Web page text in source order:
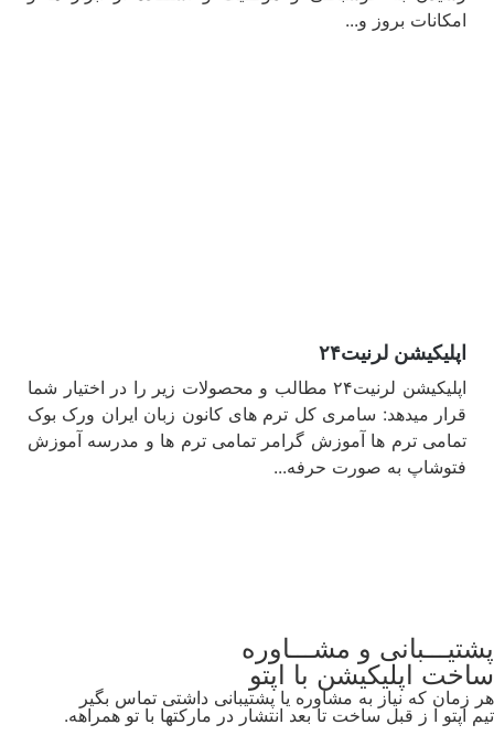
امکانات بروز و...
اپلیکیشن لرنیت۲۴
اپلیکیشن لرنیت۲۴ مطالب و محصولات زیر را در اختیار شما
قرار میدهد: سامری کل ترم های کانون زبان ایران ورک بوک
تمامی ترم ها آموزش گرامر تمامی ترم ها و مدرسه آموزش
فتوشاپ به صورت حرفه...
و مشـــاوره
اپلیکیشنبا اپتو
زمان که نیاز به مشاوره یا پشتیبانی داشتی تماس بگیر
اپتو ا ز قبل ساخت تا بعد انتشار در مارکتها با تو همراهه.